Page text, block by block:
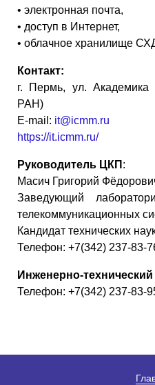
• электронная почта,
• доступ в Интернет,
• облачное хранилище
Контакт:
г. Пермь, ул.
РАН)
E-mail: it@icmm.ru
https://it.icmm.ru/
Руководитель ЦКП :
Масич Григорий
Заведующий
телекоммуникационных
Кандидат технических
Телефон: +7(342) 237-83-
Инженерно-
Телефон: +7(342) 237-83-